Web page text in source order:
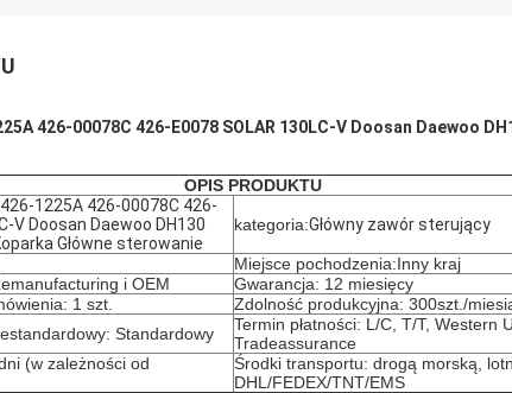
426-00078C 426-E0078 SOLAR 130LC-V Doosan Daewoo
OPIS PRODUKTU
1225A 426-00078C 426-
V Doosan Daewoo DH130
Główne sterowanie
kategoria:Główny zawór sterujący
Miejsce pochodzenia:Inny kraj
i OEM
Gwarancja: 12 miesięcy
1 szt.
Zdolność produkcyjna: 300szt./
Standardowy
Termin płatności: L/C, T/T, Western
Tradeassurance
(w zależności od
Środki transportu: drogą morską,
DHL/FEDEX/TNT/EMS